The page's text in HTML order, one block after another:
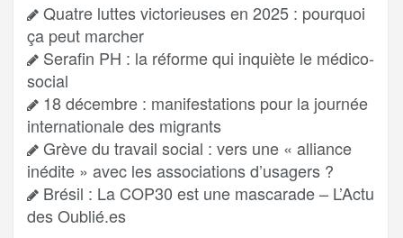
Quatre luttes victorieuses en 2025 : pourquoi
ça peut marcher
Serafin PH : la réforme qui inquiète le médico-
social
18 décembre : manifestations pour la journée
internationale des migrants
Grève du travail social : vers une « alliance
inédite » avec les associations d’usagers ?
Brésil : La COP30 est une mascarade – L’Actu
des Oublié.es